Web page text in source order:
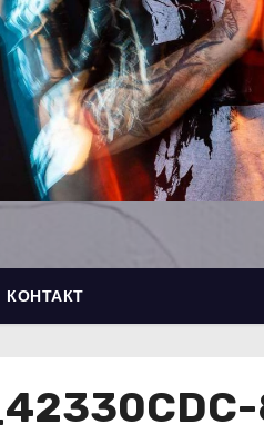
КОНТАКТ